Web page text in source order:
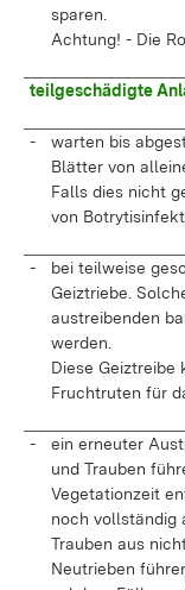
sparen.
Achtung! - Die
teilgeschädigte
-
warten bis
Blätter von
Falls dies nicht
von
-
bei teilweise
Geiztriebe.
austreibenden
werden.
Diese Geiztreibe
Fruchtruten für
-
ein erneuter
und Trauben
Vegetationzeit
noch vollständig
Trauben aus
Neutrieben